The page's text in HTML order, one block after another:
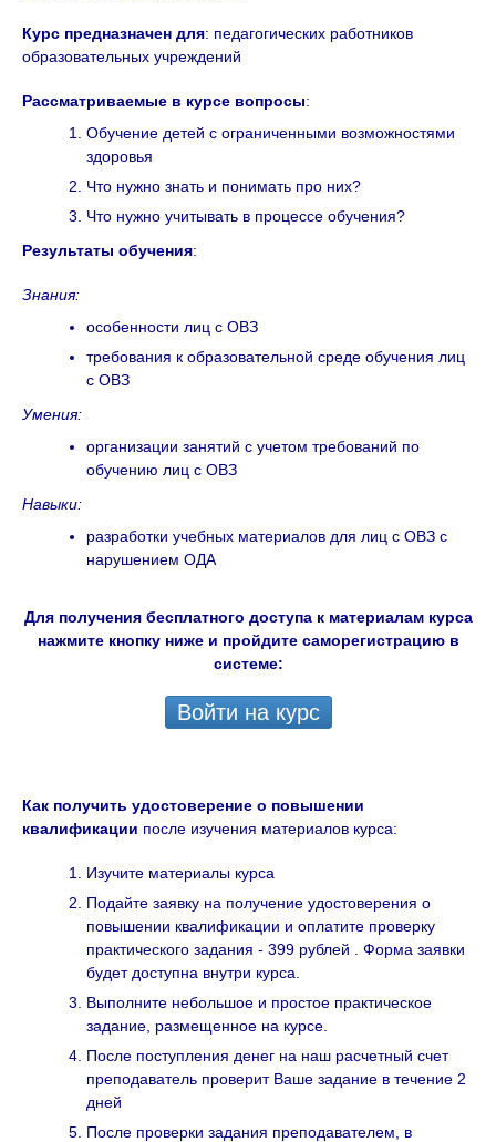
Курс предназначен для: педагогических работников
образовательных учреждений
Рассматриваемые в курсе вопросы:
Обучение детей с ограниченными возможностями
здоровья
Что нужно знать и понимать про них?
Что нужно учитывать в процессе обучения?
Результаты обучения:
Знания:
особенности лиц с ОВЗ
требования к образовательной среде обучения лиц
с ОВЗ
Умения:
организации занятий с учетом требований по
обучению лиц с ОВЗ
Навыки:
разработки учебных материалов для лиц с ОВЗ с
нарушением ОДА
Для получения бесплатного доступа к материалам курса
нажмите кнопку ниже и пройдите саморегистрацию в
системе:
Войти на курс
Как получить удостоверение о повышении
квалификации после изучения материалов курса:
Изучите материалы курса
Подайте заявку на получение удостоверения о
повышении квалификации и оплатите проверку
практического задания - 399 рублей . Форма заявки
будет доступна внутри курса.
Выполните небольшое и простое практическое
задание, размещенное на курсе.
После поступления денег на наш расчетный счет
преподаватель проверит Ваше задание в течение 2
дней
После проверки задания преподавателем, в